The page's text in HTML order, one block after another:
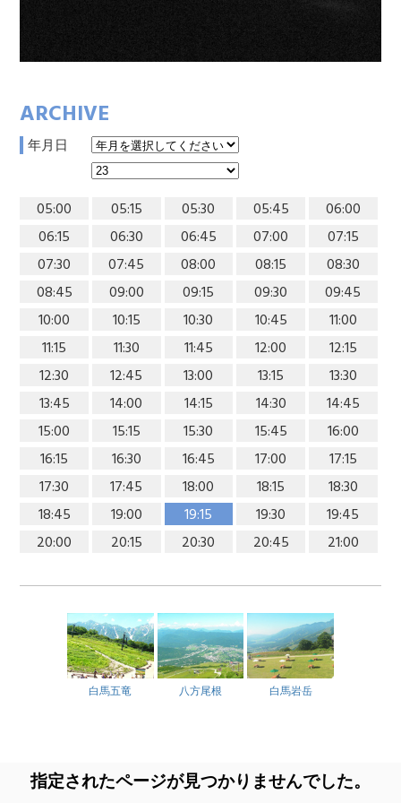
ARCHIVE
年月日
05:00 05:15 05:30 05:45
06:00
06:15
06:30 06:45 07:00
07:15
07:30
07:45 08:00 08:15
08:30
08:45
09:00 09:15 09:30
09:45
10:00
10:15 10:30 10:45
11:00
11:15
11:30 11:45 12:00
12:15
12:30
12:45 13:00 13:15
13:30
13:45
14:00 14:15 14:30
14:45
15:00
15:15 15:30 15:45
16:00
16:15
16:30 16:45 17:00
17:15
17:30
17:45 18:00 18:15
18:30
18:45
19:00 19:15 19:30
19:45
20:00
20:15 20:30 20:45 21:00
白馬五竜 八方尾根 白馬岩岳